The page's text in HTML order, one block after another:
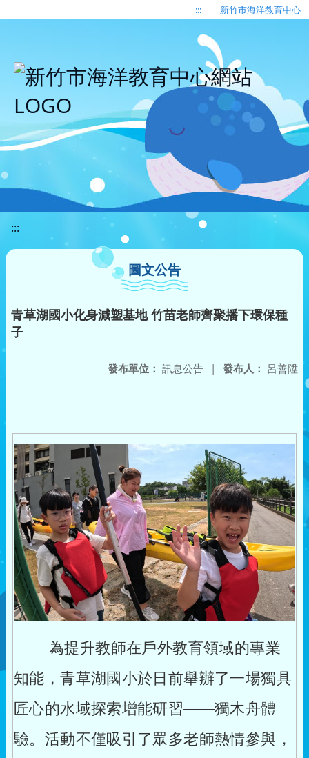
::: 新竹市海洋教育中心
:::
圖文公告
青草湖國小化身減塑基地 竹苗老師齊聚播下環保種
子
發布人： 呂善陞
發布單位： 訊息公告 |
為提升教師在戶外教育領域的專業
知能，青草湖國小於日前舉辦了一場獨具
匠心的水域探索增能研習——獨木舟體
驗。活動不僅吸引了眾多老師熱情參與，